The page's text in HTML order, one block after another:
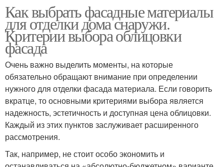
Как выбрать фасадные материалы
для отделки дома снаружи.
Критерии выбора облицовки
фасада
Очень важно выделить моменты, на которые
обязательно обращают внимание при определении
нужного для отделки фасада материала. Если говорить
вкратце, то основными критериями выбора является
надежность, эстетичность и доступная цена облицовки.
Каждый из этих пунктов заслуживает расширенного
рассмотрения.
Так, например, не стоит особо экономить и